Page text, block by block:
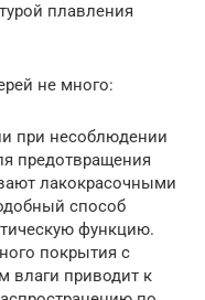
плавления
не много:
при несоблюдении
предотвращения
лакокрасочными
способ
функцию.
покрытия с
влаги приводит к